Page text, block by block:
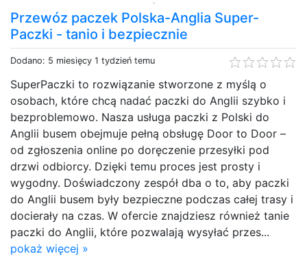
Przewóz paczek Polska-Anglia Super-
Paczki - tanio i bezpiecznie
Dodano: 5 miesięcy 1 tydzień temu
SuperPaczki to rozwiązanie stworzone z myślą o
osobach, które chcą nadać paczki do Anglii szybko i
bezproblemowo. Nasza usługa paczki z Polski do
Anglii busem obejmuje pełną obsługę Door to Door –
od zgłoszenia online po doręczenie przesyłki pod
drzwi odbiorcy. Dzięki temu proces jest prosty i
wygodny. Doświadczony zespół dba o to, aby paczki
do Anglii busem były bezpieczne podczas całej trasy i
docierały na czas. W ofercie znajdziesz również tanie
paczki do Anglii, które pozwalają wysyłać przes...
pokaż więcej »